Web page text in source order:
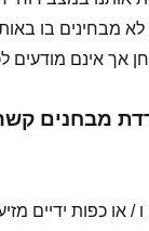
מבחינים בו
אך אינם מודעים
מבחנים
/ או כפות ידיים